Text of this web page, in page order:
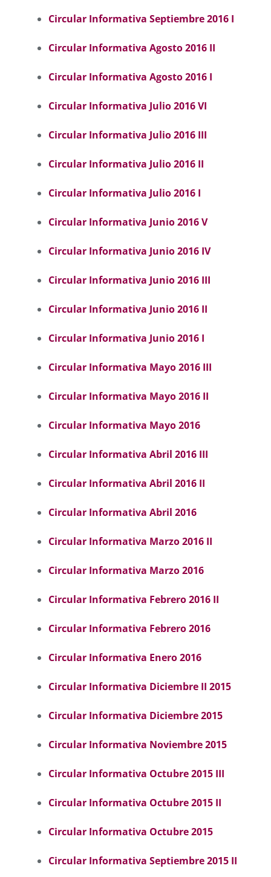
Circular Informativa Septiembre 2016 I
Circular Informativa Agosto 2016 II
Circular Informativa Agosto 2016 I
Circular Informativa Julio 2016 VI
Circular Informativa Julio 2016 III
Circular Informativa Julio 2016 II
Circular Informativa Julio 2016 I
Circular Informativa Junio 2016V
Circular Informativa Junio 2016 IV
Circular Informativa Junio 2016 III
Circular Informativa Junio 2016 II
Circular Informativa Junio 2016 I
Circular Informativa Mayo 2016 III
Circular Informativa Mayo 2016 II
Circular Informativa Mayo 2016
Circular Informativa Abril 2016 III
Circular Informativa Abril 2016 II
Circular Informativa Abril 2016
Circular Informativa Marzo 2016 II
Circular Informativa Marzo 2016
Circular Informativa Febrero 2016 II
Circular Informativa Febrero 2016
Circular Informativa Enero 2016
Circular Informativa Diciembre II 2015
Circular Informativa Diciembre 2015
Circular Informativa Noviembre 2015
Circular Informativa Octubre 2015 III
Circular Informativa Octubre 2015 II
Circular Informativa Octubre 2015
Circular Informativa Septiembre 2015 II